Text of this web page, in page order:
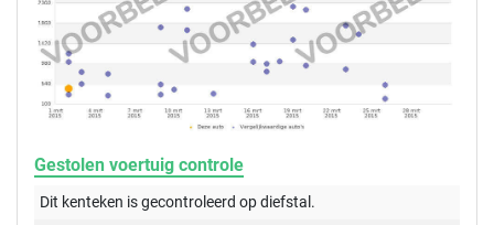
Gestolen voertuig controle
Dit kenteken is gecontroleerd opdiefstal.